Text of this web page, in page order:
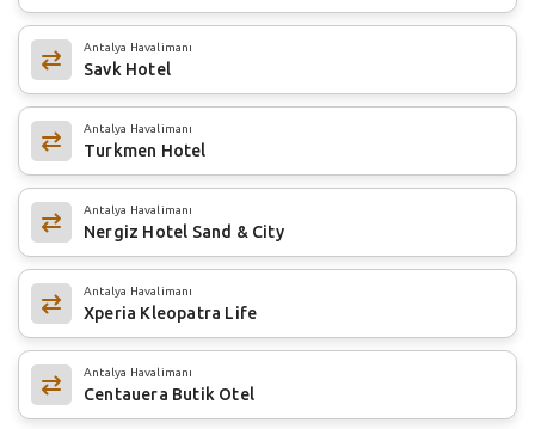
Antalya Havalimanı
Savk Hotel
Antalya Havalimanı
Turkmen Hotel
Antalya Havalimanı
Nergiz Hotel Sand & City
Antalya Havalimanı
Xperia Kleopatra Life
Antalya Havalimanı
Centauera Butik Otel